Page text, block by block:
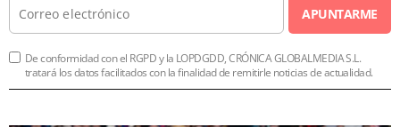
APUNTARME
De conformidad con el RGPD y la LOPDGDD, CRÓNICA GLOBALMEDIA S.L.
tratará los datos facilitados con la finalidad de remitirle noticias de actualidad.